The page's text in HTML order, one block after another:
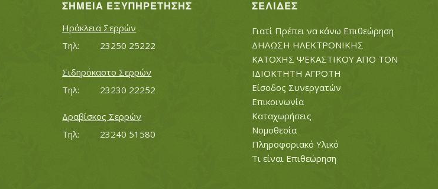
ΣΗΜΕΊΑ ΕΞΥΠΗΡΈΤΗΣΗΣ
Ηράκλεια Σερρών
Τηλ:		23250 25222
Σιδηρόκαστο Σερρών
Τηλ:		23230 22252
Δραβίσκος Σερρών
Τηλ:		23240 51580
ΣΕΛΊΔΕΣ
Γιατί Πρέπει να κάνω Επιθεώρηση
ΔΗΛΩΣΗ ΗΛΕΚΤΡΟΝΙΚΗΣ
ΚΑΤΟΧΗΣ ΨΕΚΑΣΤΙΚΟΥ ΑΠΟ ΤΟΝ
ΙΔΙΟΚΤΗΤΗ ΑΓΡΟΤΗ
Είσοδος Συνεργατών
Επικοινωνία
Καταχωρήσεις
Νομοθεσία
Πληροφοριακό Υλικό
Τι είναι Επιθεώρηση